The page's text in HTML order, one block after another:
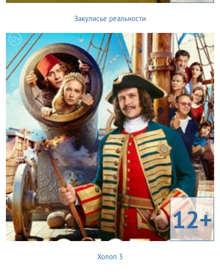
Закулисье реальности
12+
Холоп 3